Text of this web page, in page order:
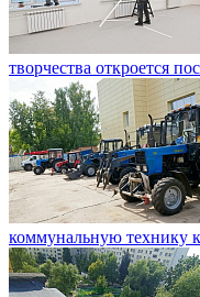
творчества откроется
коммунальную технику